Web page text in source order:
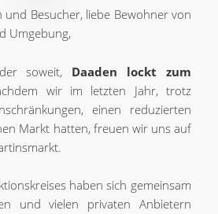
und Besucher, liebe Bewohner von
Umgebung,
soweit, Daaden lockt zum
wir im letzten Jahr, trotz
einen reduzierten
Markt hatten, freuen wir uns auf
haben sich gemeinsam
und vielen privaten Anbietern